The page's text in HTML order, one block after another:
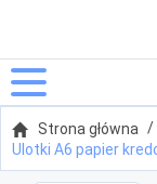
Strona główna
Ulotki A6 papier